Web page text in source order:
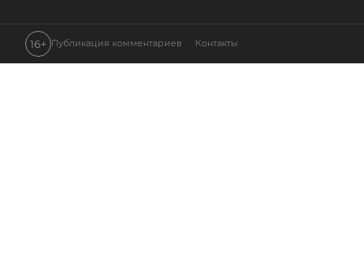
16+ Публикация комментариев Контакты